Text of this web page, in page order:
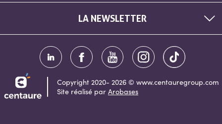
LA NEWSLETTER
Copyright 2020- 2026 © www.centauregroup.com
Site réalisé par Arobases